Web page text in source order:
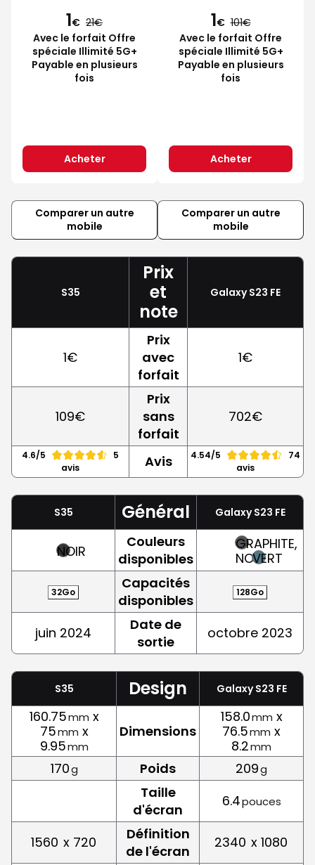
1€ 21
Avec le forfait Offre
spéciale Illimité 5G+
Payable en plusieurs
fois
Acheter
1€ 101
Avec le forfait Offre
spéciale Illimité 5G+
Payable en plusieurs
fois
Acheter
Comparer un autre
mobile
Comparer un autre
mobile
S35
Prix
et
note
Galaxy S23 FE
1€
Prix
avec
forfait
1€
109€
Prix
sans
forfait
702€
4.6/5
5
avis
Avis 4.54/5
74
avis
S35 Général Galaxy S23 FE
NOIR
Couleurs
disponibles
GRAPHITE,
NOIRVERT
32Go
Capacités
disponibles
128Go
juin 2024
Date de
sortie
octobre 2023
S35 Design Galaxy S23 FE
160.75mm x
75mm x
9.95mm
Dimensions
158.0mm x
76.5mm x
8.2mm
170g Poids 209g
Taille
d'écran
6.4pouces
1560 x 720
Définition
de l'écran
2340 x 1080